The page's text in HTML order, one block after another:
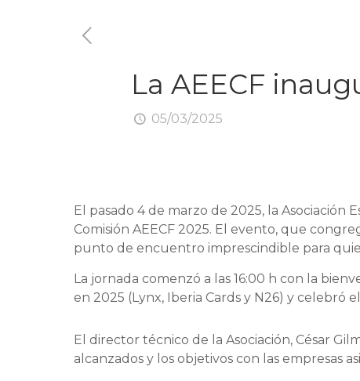
La AEECF
05/03/2025
El pasado 4 de marzo de 2025, la Asociación
Comisión AEECF 2025. El evento, que
punto de encuentro imprescindible para
La jornada comenzó a las 16:00 h con la
en 2025 (Lynx, Iberia Cards y N26) y celebró
El director técnico de la Asociación, César
alcanzados y los objetivos con las empresas